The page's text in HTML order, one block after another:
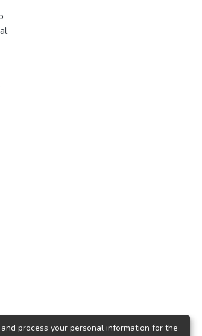
process your personal information for the